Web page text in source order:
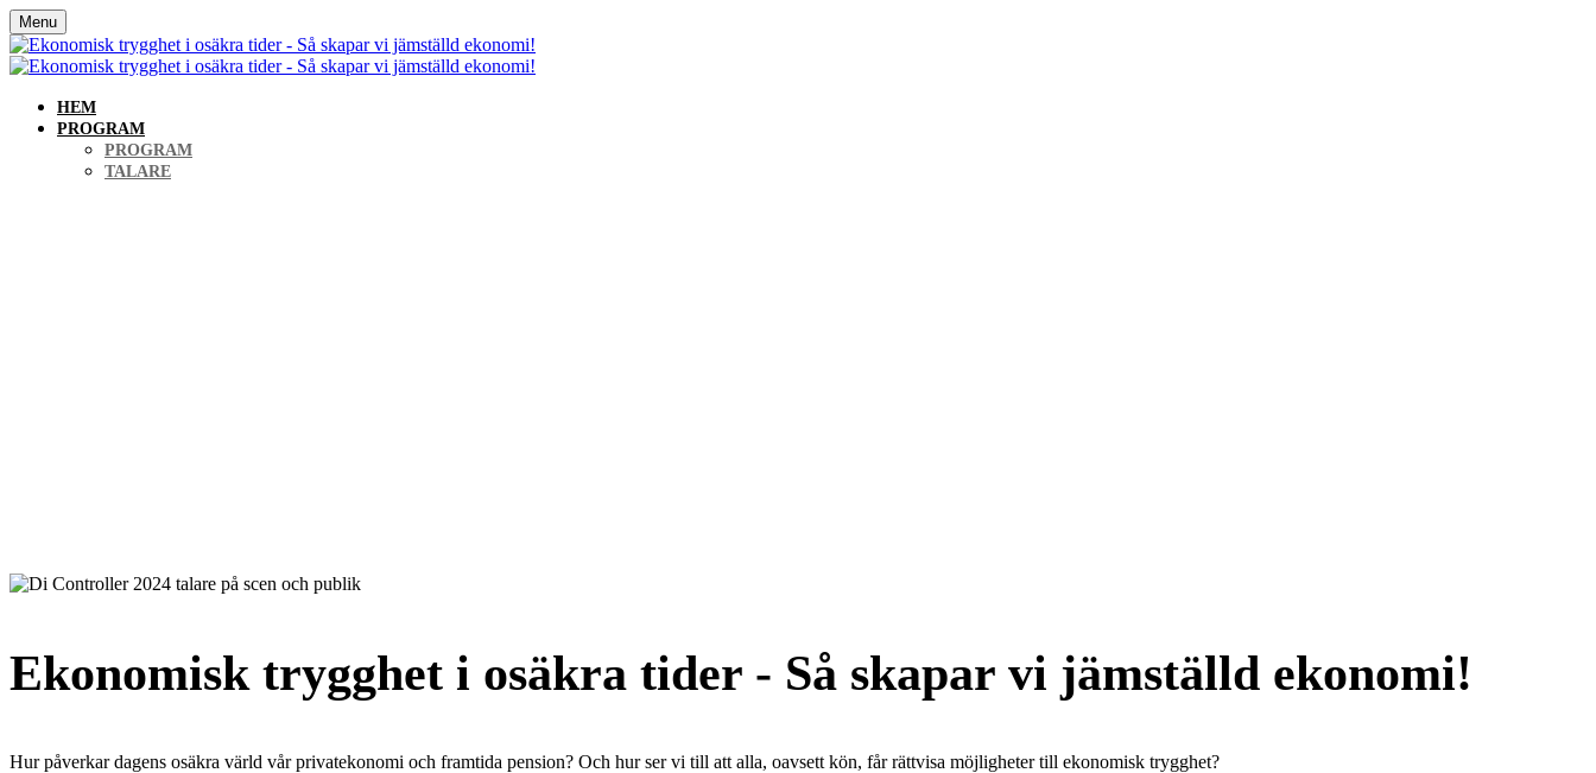
Menu
HEM
PROGRAM
PROGRAM
TALARE
Ekonomisk trygghet i osäkra tider - Så skapar vi jämställd ekonomi!
Hur påverkar dagens osäkra värld vår privatekonomi och framtida pension? Och hur ser vi till att alla, oavsett kön, får rättvisa möjligheter till ekonomisk trygghet?